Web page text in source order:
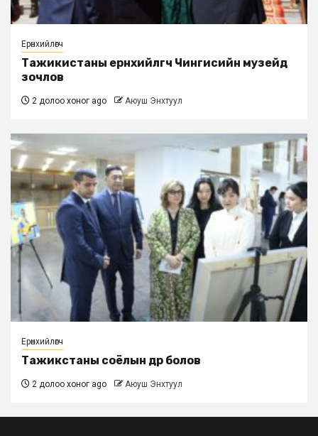
Ерөнхийлөгч
Тажикистаны ерөнхийлөгч Чингисийн музейд
зочлов
2 долоо хоног ago Аюуш Энхтуул
Ерөнхийлөгч
Тажикстаны соёлын өдөр болов
2 долоо хоног ago Аюуш Энхтуул